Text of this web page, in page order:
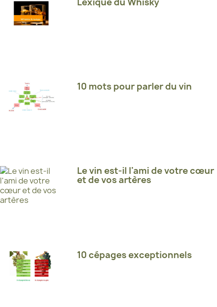
10 mots pour parler du vin
Le vin est-il l'ami de votre cœur
et de vos artères
10 cépages exceptionnels